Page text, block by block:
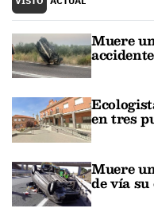
Muere
en tres
Muere
de vía